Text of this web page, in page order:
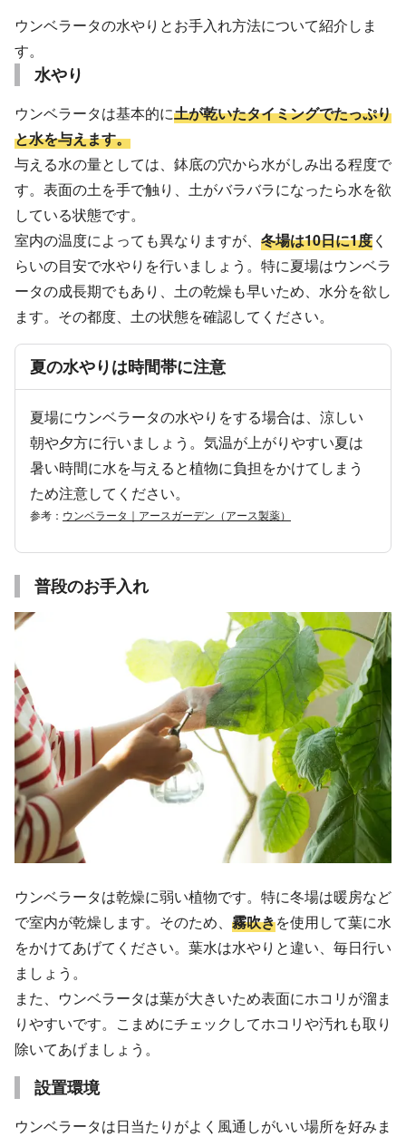
ウンベラータの水やりとお手入れ方法について紹介しま
す。
水やり
ウンベラータは基本的に土が乾いたタイミングでたっぷり
と水を与えます。
与える水の量としては、鉢底の穴から水がしみ出る程度で
す。表面の土を手で触り、土がバラバラになったら水を欲
している状態です。
室内の温度によっても異なりますが、 冬場は10日に1度く
らいの目安で水やりを行いましょう。特に夏場はウンベラ
ータの成長期でもあり、土の乾燥も早いため、水分を欲し
ます。その都度、土の状態を確認してください。
夏の水やりは時間帯に注意
夏場にウンベラータの水やりをする場合は、涼しい
朝や夕方に行いましょう。気温が上がりやすい夏は
暑い時間に水を与えると植物に負担をかけてしまう
ため注意してください。
参考： ウンベラータ｜アースガーデン（アース製薬）
普段のお手入れ
ウンベラータは乾燥に弱い植物です。特に冬場は暖房など
で室内が乾燥します。そのため、 霧吹きを使用して葉に水
をかけてあげてください。葉水は水やりと違い、毎日行い
ましょう。
また、ウンベラータは葉が大きいため表面にホコリが溜ま
りやすいです。こまめにチェックしてホコリや汚れも取り
除いてあげましょう。
設置環境
ウンベラータは日当たりがよく風通しがいい場所を好みま